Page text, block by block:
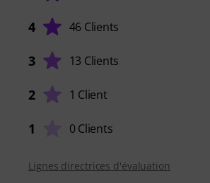
4 46 Clients
3 13 Clients
2 1 Client
1 0 Clients
Lignes directrices d'évaluation